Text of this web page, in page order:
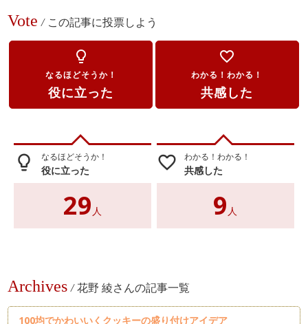
Vote / この記事に投票しよう
lightbulb_outline
なるほどそうか！
役に立った
favorite_border
わかる！わかる！
共感した
lightbulb_outline なるほどそうか！
役に立った
29 人
favorite_border わかる！わかる！
共感した
9 人
Archives / 花野 綾さんの記事一覧
100均でかわいいくクッキーの盛り付けアイデア